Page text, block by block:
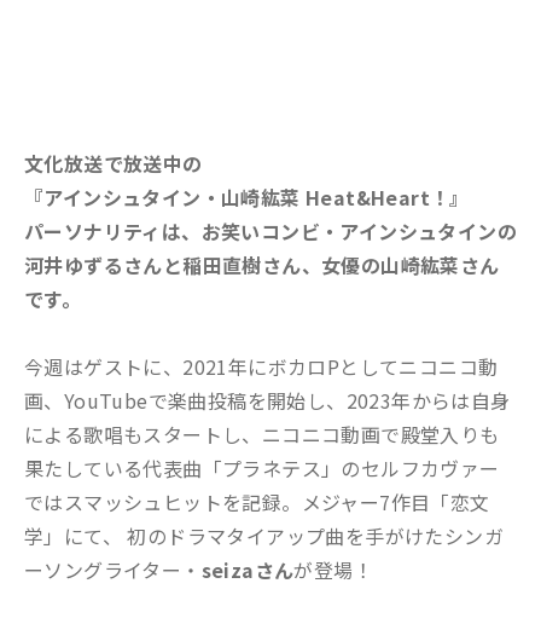
文化放送で放送中の
『アインシュタイン・山崎紘菜 Heat&Heart！』
パーソナリティは、お笑いコンビ・アインシュタインの
河井ゆずるさんと稲田直樹さん、女優の山崎紘菜さん
です。
今週はゲストに、2021年にボカロPとしてニコニコ動
画、YouTubeで楽曲投稿を開始し、2023年からは自身
による歌唱もスタートし、ニコニコ動画で殿堂入りも
果たしている代表曲「プラネテス」のセルフカヴァー
ではスマッシュヒットを記録。メジャー7作目「恋文
学」にて、 初のドラマタイアップ曲を手がけたシンガ
ーソングライター・ seizaさんが登場！